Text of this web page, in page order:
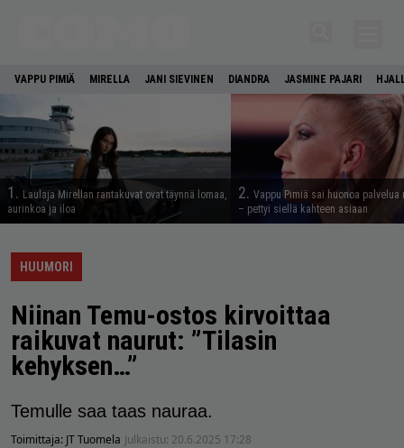
VAPPU PIMIÄ MIRELLA JANI SIEVINEN DIANDRA JASMINE PAJARI
1. Laulaja Mirellan rantakuvat ovat täynnä lomaa,
aurinkoa ja iloa
2. Vappu Pimiä sai huonoa palvelua
– pettyi siellä kahteen asiaan
HUUMORI
Niinan Temu-ostos kirvoittaa
raikuvat naurut: ”Tilasin
kehyksen…”
Temulle saa taas nauraa.
Toimittaja: JT Tuomela Julkaistu: 20.6.2025 17:28